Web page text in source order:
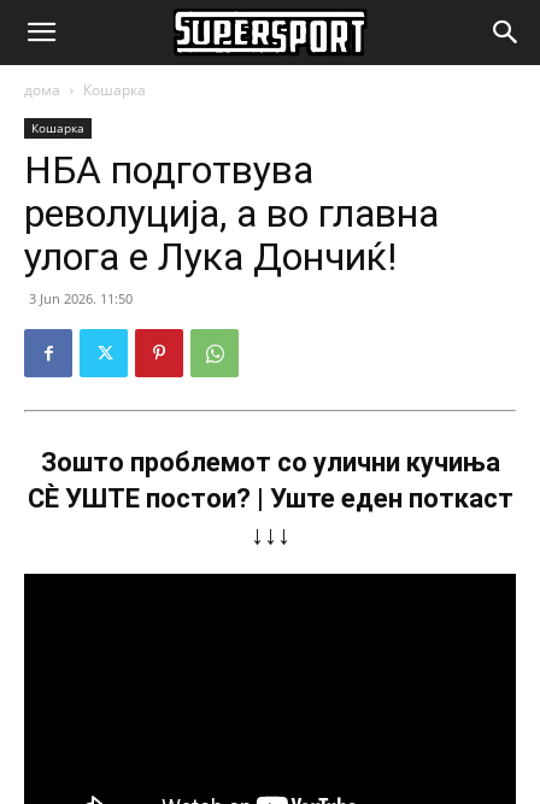
SuperSport.mk
дома Кошарка
Кошарка
НБА подготвува
револуција, а во главна
улога е Лука Дончиќ!
3 Jun 2026. 11:50
Зошто проблемот со улични кучиња
СÈ УШТЕ постои? | Уште еден поткаст
↓↓↓